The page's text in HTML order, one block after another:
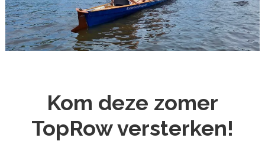
Kom deze zomer
TopRow versterken!